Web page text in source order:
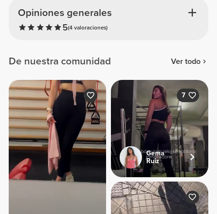
Opiniones generales
5(4 valoraciones)
De nuestra comunidad Ver todo
7
Gema
Ruiz